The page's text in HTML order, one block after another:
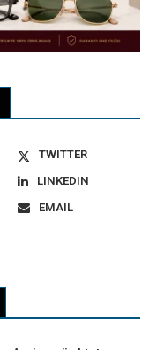
TWITTER
LINKEDIN
EMAIL